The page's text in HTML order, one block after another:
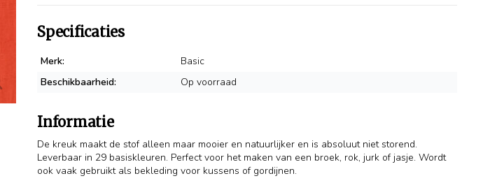
Specificaties
Merk:
Basic
Beschikbaarheid:
Op voorraad
Informatie
De kreuk maakt de stof alleen maar mooier en natuurlijker en is absoluut niet storend.
Leverbaar in 29 basiskleuren. Perfect voor het maken van een broek, rok, jurk of jasje. Wordt
ook vaak gebruikt als bekleding voor kussens of gordijnen.